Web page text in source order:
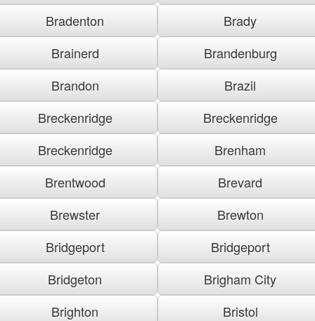
Bradenton
Brady
Brainerd
Brandenburg
Brandon
Brazil
Breckenridge
Breckenridge
Breckenridge
Brenham
Brentwood
Brevard
Brewster
Brewton
Bridgeport
Bridgeport
Bridgeton
Brigham City
Brighton
Bristol